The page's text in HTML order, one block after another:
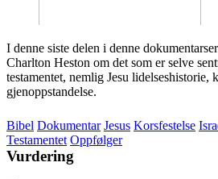
I denne siste delen i denne
Charlton Heston om det som er selve
testamentet, nemlig Jesu lidelseshistorie,
gjenoppstandelse.
Bibel Dokumentar Jesus Korsfestelse
Testamentet Oppfølger
Vurdering